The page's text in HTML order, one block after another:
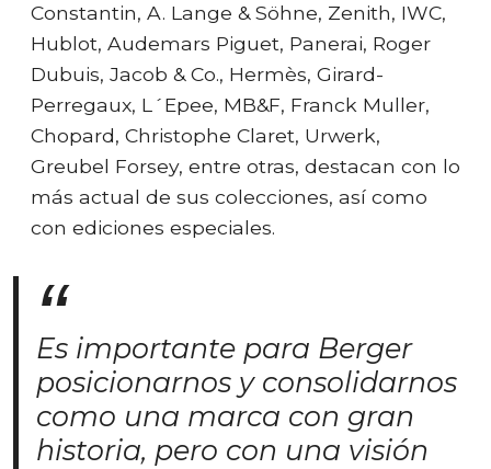
Constantin, A. Lange & Söhne, Zenith, IWC,
Hublot, Audemars Piguet, Panerai, Roger
Dubuis, Jacob & Co., Hermès, Girard-
Perregaux, L´Epee, MB&F, Franck Muller,
Chopard, Christophe Claret, Urwerk,
Greubel Forsey, entre otras, destacan con lo
más actual de sus colecciones, así como
con ediciones especiales.
Es importante para Berger
posicionarnos y consolidarnos
como una marca con gran
historia, pero con una visión